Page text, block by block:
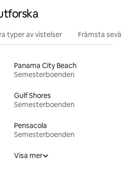
typer av vistelser Främsta
Panama City Beach
Semesterboenden
Gulf Shores
Semesterboenden
Pensacola
Semesterboenden
Visa mer